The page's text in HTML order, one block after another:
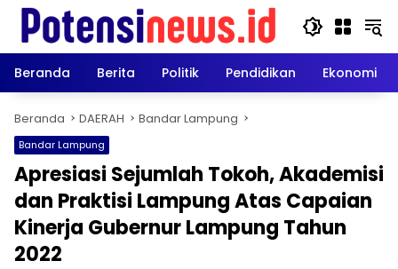
Langsung
konten
Beranda
Berita Politik Pendidikan Ekonomi
Beranda DAERAH Bandar Lampung
Bandar Lampung
Apresiasi Sejumlah Tokoh, Akademisi
dan Praktisi Lampung Atas Capaian
Kinerja Gubernur Lampung Tahun
2022